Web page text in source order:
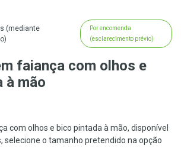
(mediante
Por encomenda
(esclarecimento prévio)
faiança com olhos e
à mão
com olhos e bico pintada à mão, disponível
selecione o tamanho pretendido na opção